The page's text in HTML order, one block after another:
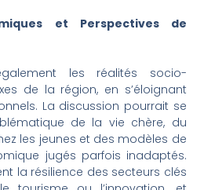
et Perspectives de
les réalités socio-
de la région, en s’éloignant
La discussion pourrait se
de la vie chère, du
les jeunes et des modèles de
jugés parfois inadaptés.
la résilience des secteurs clés